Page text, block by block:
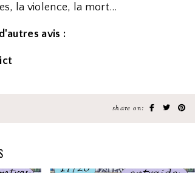
la violence, la mort...
avis :
share on: